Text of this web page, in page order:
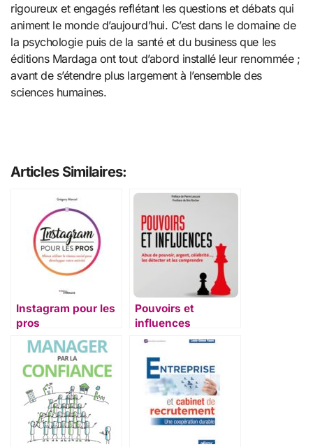
rigoureux et engagés reflétant les questions et débats qui
animent le monde d’aujourd’hui. C’est dans le domaine de
la psychologie puis de la santé et du business que les
éditions Mardaga ont tout d’abord installé leur renommée ;
avant de s’étendre plus largement à l’ensemble des
sciences humaines.
Articles Similaires:
Instagram pour les
pros
Pouvoirs et
influences